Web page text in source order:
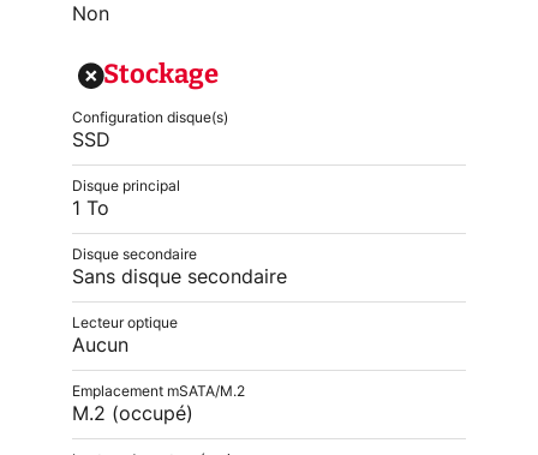
Non
Stockage
Configuration disque(s)
SSD
Disque principal
1 To
Disque secondaire
Sans disque secondaire
Lecteur optique
Aucun
Emplacement mSATA/M.2
M.2 (occupé)